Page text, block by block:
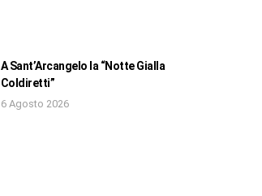
A Sant’Arcangelo la “Notte Gialla
Coldiretti”
6 Agosto 2026